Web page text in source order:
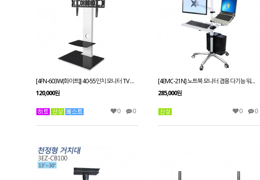
[4FN-603W(화이트)] 40-55인치 모니터 TV 스탠드 LED LCD 거실 스탠드
120,000원
0 0
[4EMC-21N] 노트북 모니터 겸용 다기능 워크스테이션 카트/쿨러트레이/모니터 이동형 거치대
285,000원
0 0